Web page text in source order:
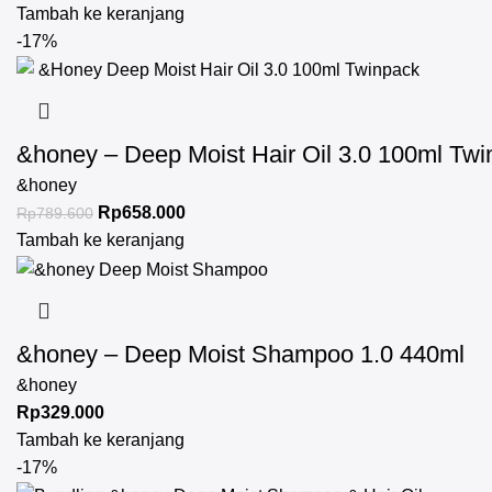
Tambah ke keranjang
-17%
&honey – Deep Moist Hair Oil 3.0 100ml
&honey
Rp789.600 Rp658.000
Tambah ke keranjang
&honey – Deep Moist Shampoo 1.0 440ml
&honey
Rp329.000
Tambah ke keranjang
-17%